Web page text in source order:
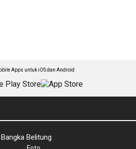
Apps untuk iOS dan Android
Belitung